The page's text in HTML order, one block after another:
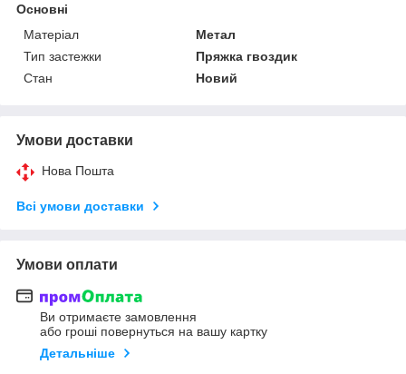
Основні
Матеріал
Метал
Тип застежки
Пряжка гвоздик
Стан
Новий
Умови доставки
Нова Пошта
Всі умови доставки
Умови оплати
Ви отримаєте замовлення
або гроші повернуться на вашу картку
Детальніше